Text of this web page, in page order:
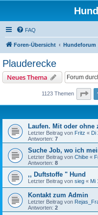
FAQ
Foren-Übersicht Hundeforum
Plauderecke
Neues Thema
1123 Themen
Laufen. Mit oder ohne
Letzter Beitrag von Fritz « Di
Antworten: 7
Suche Job, wo ich
Letzter Beitrag von Chibe «
Antworten: 8
,, Duftstoffe " Hund
Letzter Beitrag von sieg « Mi
Kontakt zum Admin
Letzter Beitrag von
Antworten: 2